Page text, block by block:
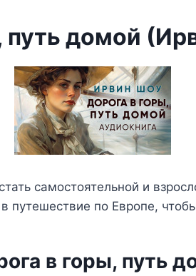
путь домой
самостоятельной и
путешествие по Европе,
в горы, путь